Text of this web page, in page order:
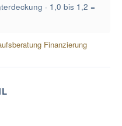
· 1,0 bis 1,2 =
Finanzierung